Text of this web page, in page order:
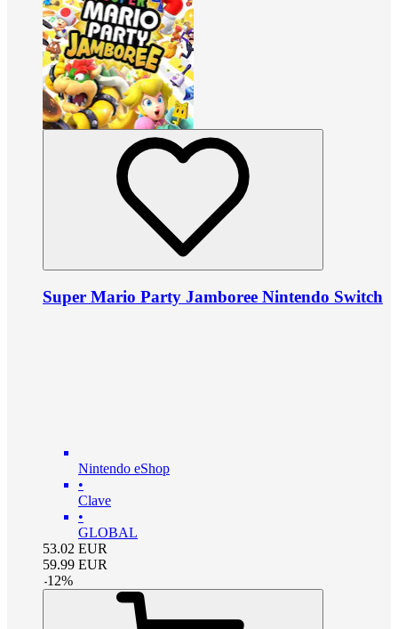
Super Mario Party Jamboree Nintendo Switch
Nintendo eShop
•
Clave
•
GLOBAL
53.02 EUR
59.99 EUR
-12%